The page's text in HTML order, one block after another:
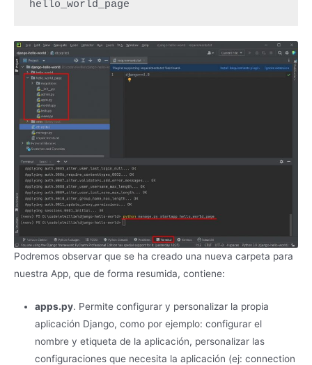
hello_world_page
Podremos observar que se ha creado una nueva carpeta para
nuestra App, que de forma resumida, contiene:
apps.py. Permite configurar y personalizar la propia
aplicación Django, como por ejemplo: configurar el
nombre y etiqueta de la aplicación, personalizar las
configuraciones que necesita la aplicación (ej: connection